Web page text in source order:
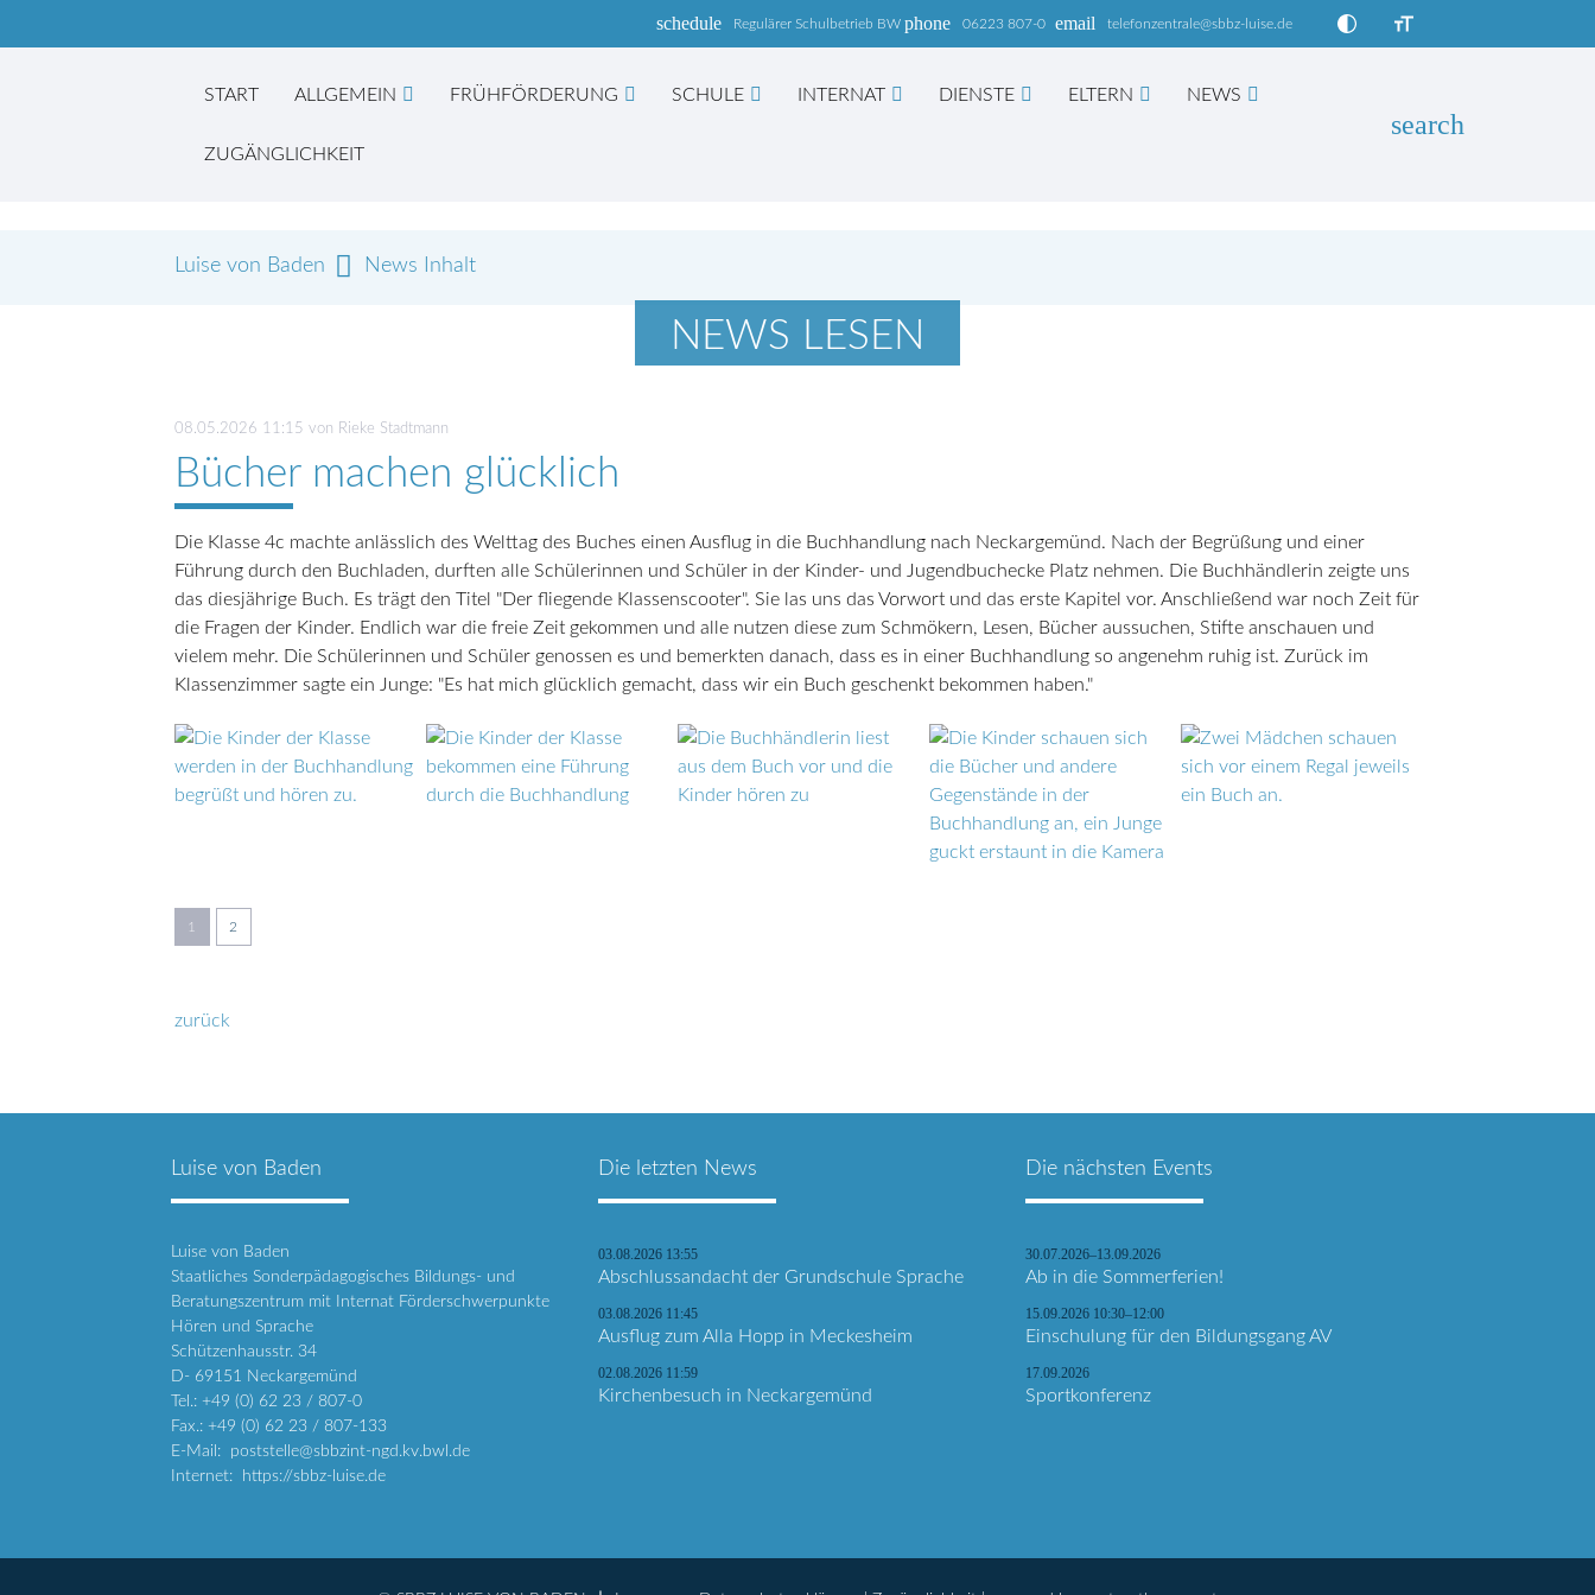
email telefonzentrale@sbbz-luise.de
phone 06223 807-0
schedule Regulärer Schulbetrieb BW
START ALLGEMEIN FRÜHFÖRDERUNG SCHULE INTERNAT DIENSTE ELTERN NEWS
ZUGÄNGLICHKEIT
search
NEWS LESEN
Luise von Baden News Inhalt
08.05.2026 11:15 von Rieke Stadtmann
Bücher machen glücklich
Die Klasse 4c machte anlässlich des Welttag des Buches einen Ausflug in die Buchhandlung nach Neckargemünd. Nach der Begrüßung und einer
Führung durch den Buchladen, durften alle Schülerinnen und Schüler in der Kinder- und Jugendbuchecke Platz nehmen. Die Buchhändlerin zeigte uns
das diesjährige Buch. Es trägt den Titel "Der fliegende Klassenscooter". Sie las uns das Vorwort und das erste Kapitel vor. Anschließend war noch Zeit für
die Fragen der Kinder. Endlich war die freie Zeit gekommen und alle nutzen diese zum Schmökern, Lesen, Bücher aussuchen, Stifte anschauen und
vielem mehr. Die Schülerinnen und Schüler genossen es und bemerkten danach, dass es in einer Buchhandlung so angenehm ruhig ist. Zurück im
Klassenzimmer sagte ein Junge: "Es hat mich glücklich gemacht, dass wir ein Buch geschenkt bekommen haben."
1 2
zurück
Luise von Baden
Luise von Baden
Staatliches Sonderpädagogisches Bildungs- und
Beratungszentrum mit Internat Förderschwerpunkte
Hören und Sprache
Schützenhausstr. 34
D- 69151 Neckargemünd
Tel.: +49 (0) 62 23 / 807-0
Fax.: +49 (0) 62 23 / 807-133
E-Mail: poststelle@sbbzint-ngd.kv.bwl.de
Internet: https://sbbz-luise.de
Die letzten News
03.08.2026 13:55
Abschlussandacht der Grundschule Sprache
03.08.2026 11:45
Ausflug zum Alla Hopp in Meckesheim
02.08.2026 11:59
Kirchenbesuch in Neckargemünd
Die nächsten Events
30.07.2026–13.09.2026
Ab in die Sommerferien!
15.09.2026 10:30–12:00
Einschulung für den Bildungsgang AV
17.09.2026
Sportkonferenz